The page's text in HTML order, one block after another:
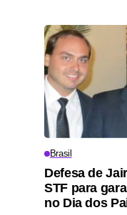
Brasil
Defesa de
STF para
no Dia dos